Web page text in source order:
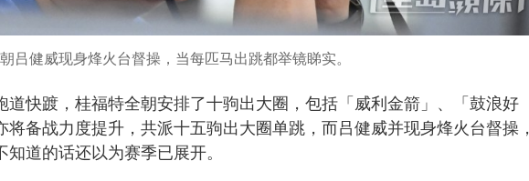
吕健威现身烽火台督操，当每匹马出跳都举镜睇实。
道快踱，桂福特全朝安排了十驹出大圈，包括「威利金箭」、「鼓浪好
备战力度提升，共派十五驹出大圈单跳，而吕健威并现身烽火台督操，
道的话还以为赛季已展开。